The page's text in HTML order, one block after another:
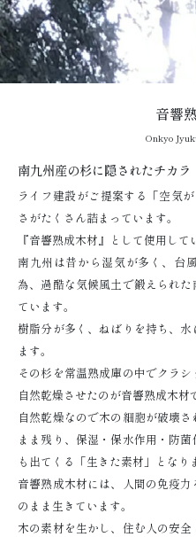
音響
Onkyo
南九州産の杉に隠されたチカラ
ライフ建設がご提案する「空気
さがたくさん詰まっています。
『音響熟成木材』として使用して
南九州は昔から湿気が多く、台
為、過酷な気候風土で鍛えられ
ています。
樹脂分が多く、ねばりを持ち、
ます。
その杉を常温熟成庫の中でクラ
自然乾燥させたのが音響熟成木材
自然乾燥なので木の細胞が破壊
まま残り、保湿・保水作用・防
も出てくる「生きた素材」となり
音響熟成木材には、人間の免疫
のまま生きています。
木の素材を生かし、住む人の安